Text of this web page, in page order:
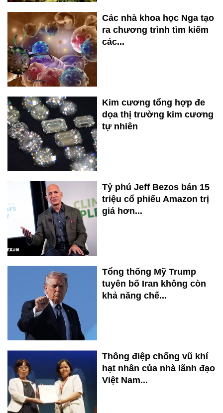
Các nhà khoa học Nga tạo
ra chương trình tìm kiếm
các...
Kim cương tổng hợp đe
dọa thị trường kim cương
tự nhiên
Tỷ phú Jeff Bezos bán 15
triệu cổ phiếu Amazon trị
giá hơn...
Tổng thống Mỹ Trump
tuyên bố Iran không còn
khả năng chế...
Thông điệp chống vũ khí
hạt nhân của nhà lãnh đạo
Việt Nam...